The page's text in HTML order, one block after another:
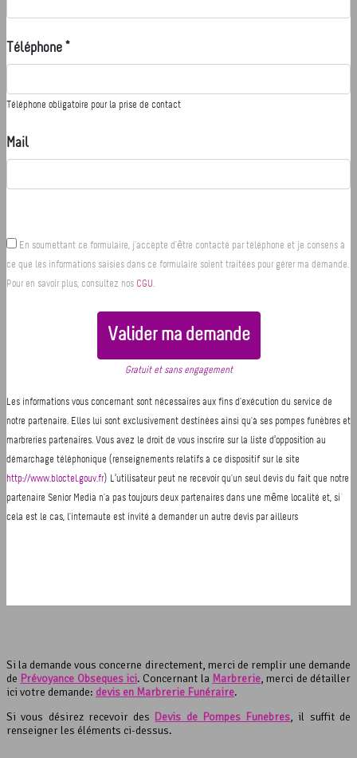
Si la demande vous concerne directement, merci de remplir une demande
de Prévoyance Obsèques ici. Concernant la Marbrerie, merci de détailler
ici votre demande: devis en Marbrerie Funéraire.
Si vous désirez recevoir des Devis de Pompes Funèbres, il suffit de
renseigner les éléments ci-dessus.